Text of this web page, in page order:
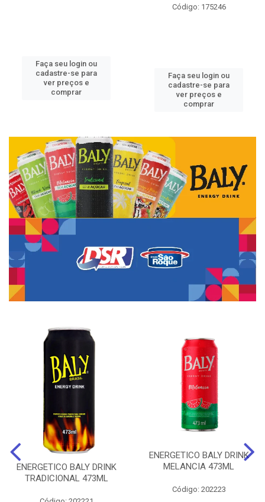
Faça seu login ou
cadastre-se para
ver preços e
comprar
Código: 175246
Faça seu login ou
cadastre-se para
ver preços e
comprar
ENERGETICO BALY DRINK
TRADICIONAL 473ML
ENERGETICO BALY DRINK
MELANCIA 473ML
Código: 202223